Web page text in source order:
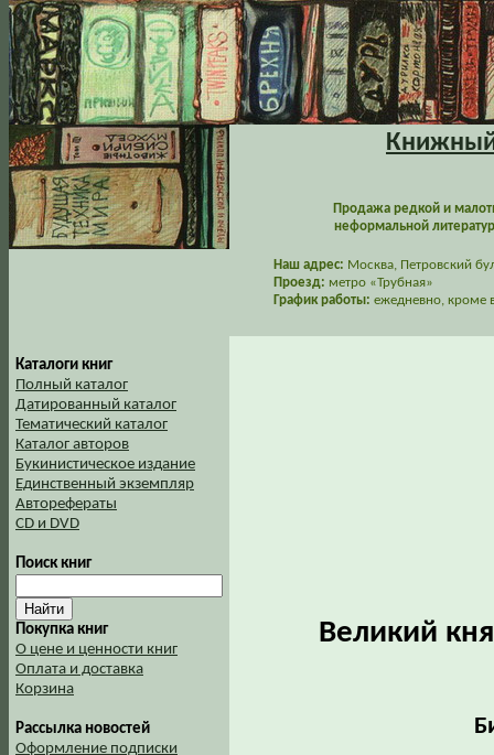
Книжный
Продажа редкой и
неформальной
Наш адрес: Москва, Петровский
Проезд: метро «Трубная»
График работы: ежедневно, кроме
Каталоги книг
Полный каталог
Датированный каталог
Тематический каталог
Каталог авторов
Букинистическое издание
Единственный экземпляр
Авторефераты
CD и DVD
Поиск книг
Покупка книг
О цене и ценности книг
Оплата и доставка
Корзина
Рассылка новостей
Оформление подписки
Великий